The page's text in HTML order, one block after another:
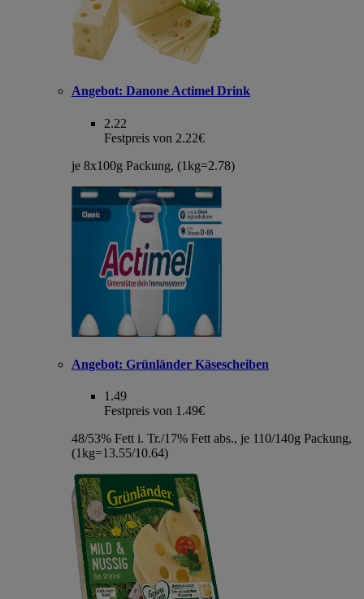
Angebot: Danone Actimel Drink
2.22
Festpreis von 2.22€
je 8x100g Packung, (1kg=2.78)
Angebot: Grünländer Käsescheiben
1.49
Festpreis von 1.49€
48/53% Fett i. Tr./17% Fett abs., je 110/140g Packung,
(1kg=13.55/10.64)